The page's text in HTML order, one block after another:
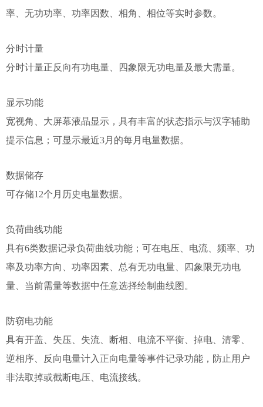
率、无功功率、功率因数、相角、相位等实时参数。
分时计量
分时计量正反向有功电量、四象限无功电量及最大需量。
显示功能
宽视角、大屏幕液晶显示，具有丰富的状态指示与汉字辅助
提示信息；可显示最近3月的每月电量数据。
数据储存
可存储12个月历史电量数据。
负荷曲线功能
具有6类数据记录负荷曲线功能；可在电压、电流、频率、功
率及功率方向、功率因素、总有无功电量、四象限无功电
量、当前需量等数据中任意选择绘制曲线图。
防窃电功能
具有开盖、失压、失流、断相、电流不平衡、掉电、清零、
逆相序、反向电量计入正向电量等事件记录功能，防止用户
非法取掉或截断电压、电流接线。